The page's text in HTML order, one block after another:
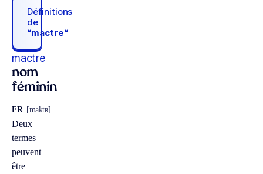
Définitions
de
“mactre“
mactre
nom
féminin
FR [maktʀ]
Deux
termes
peuvent
être